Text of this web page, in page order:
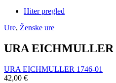
Hiter pregled
Ure, Ženske ure
URA EICHMULLER
URA EICHMULLER 1746-01
42,00 €